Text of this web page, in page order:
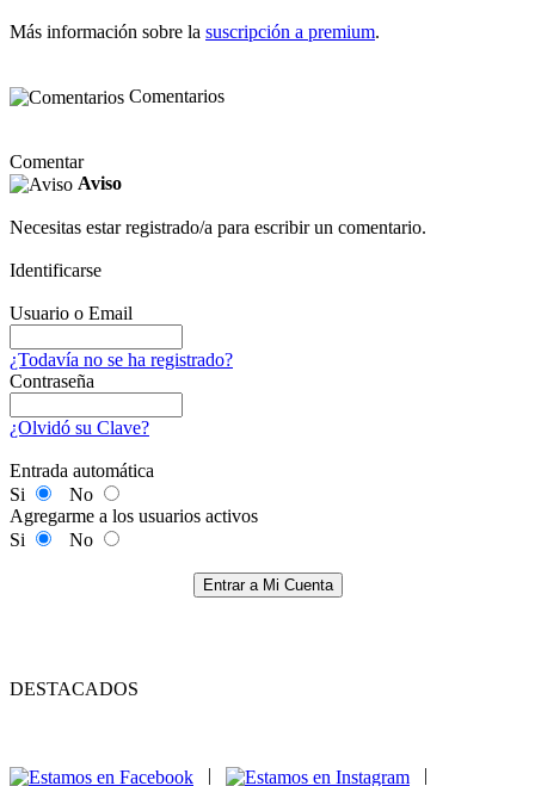
Más información sobre la suscripción a premium.
Comentarios
Comentar
Aviso
Necesitas estar registrado/a para escribir un comentario.
Identificarse
Usuario o Email
¿Todavía no se ha registrado?
Contraseña
¿Olvidó su Clave?
Entrada automática
Si
No
Agregarme a los usuarios activos
Si
No
Entrar a Mi Cuenta
DESTACADOS